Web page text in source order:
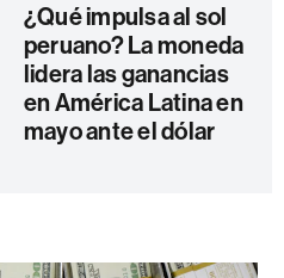
¿Qué impulsa al sol
peruano? La moneda
lidera las ganancias
en América Latina en
mayo ante el dólar